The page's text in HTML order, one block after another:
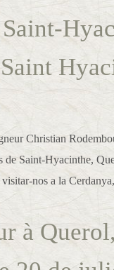
Christian
de Saint-Hyacinthe,
nos a la
à